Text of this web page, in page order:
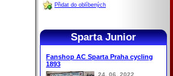
Přidat do oblíbených
Sparta Junior
Fanshop AC Sparta Praha cycling
1893
24. 06. 2022